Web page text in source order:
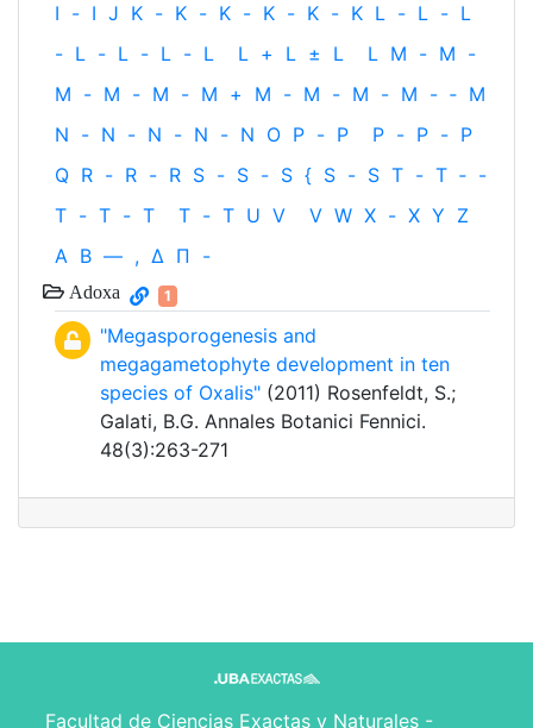
I - I J K - K - K - K - K - K L - L - L
- L - L - L - L L + L ± L L M - M -
M - M - M - M + M - M - M - M - ‐ M
N - N - N - N - N O P - P P - P - P
Q R - R - R S - S - S { S - S T - T ‐ -
T - T - T T - T U V V W X - X Y Z
Α Β — , Δ Π -
Adoxa 1
"Megasporogenesis and
megagametophyte development in ten
species of Oxalis" (2011) Rosenfeldt, S.;
Galati, B.G. Annales Botanici Fennici.
48(3):263-271
Facultad de Ciencias Exactas y Naturales -